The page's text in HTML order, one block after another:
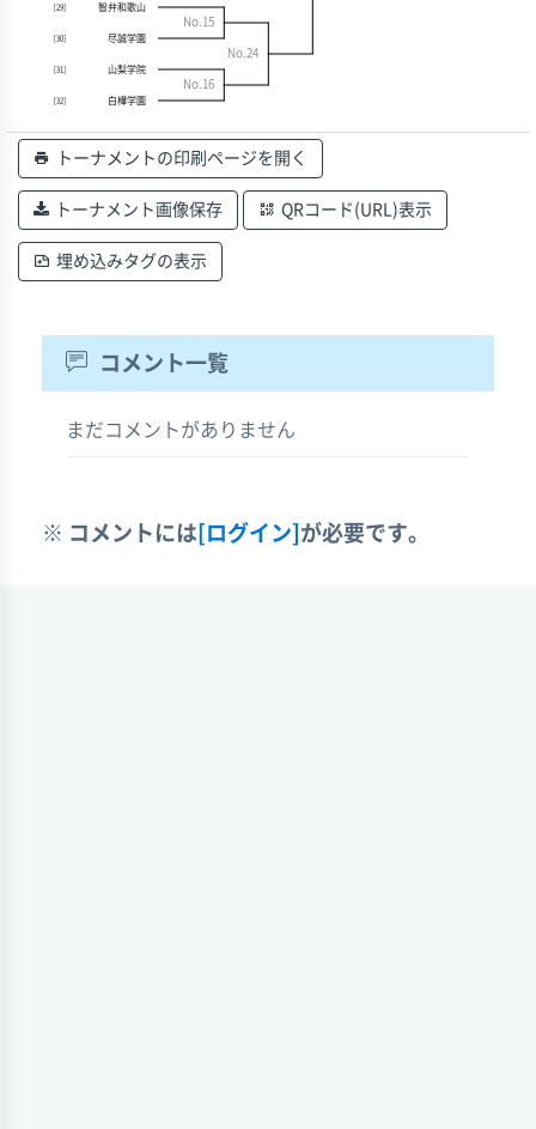
No.15
No.16
No.24
[29]
[30]
[31]
[32]
智弁和歌山
尽誠学園
山梨学院
白樺学園
トーナメントの印刷ページを開く
トーナメント画像保存 QRコード(URL)表示
埋め込みタグの表示
コメント一覧
まだコメントがありません
※ コメントには [ログイン] が必要です。